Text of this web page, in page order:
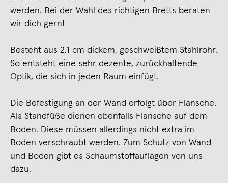
werden. Bei der Wahl des richtigen Bretts beraten
wir dich gern!
Besteht aus 2,1 cm dickem, geschweißtem Stahlrohr.
So entsteht eine sehr dezente, zurückhaltende
Optik, die sich in jeden Raum einfügt.
Die Befestigung an der Wand erfolgt über Flansche.
Als Standfüße dienen ebenfalls Flansche auf dem
Boden. Diese müssen allerdings nicht extra im
Boden verschraubt werden. Zum Schutz von Wand
und Boden gibt es Schaumstoffauflagen von uns
dazu.